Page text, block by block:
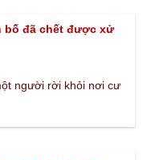
bố đã chết được xử
người rời khỏi nơi cư